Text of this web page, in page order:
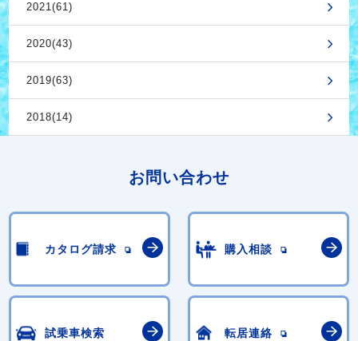
2021(61)
2020(43)
2019(63)
2018(14)
お問い合わせ
カタログ請求 購入相談
試乗車検索 転居連絡